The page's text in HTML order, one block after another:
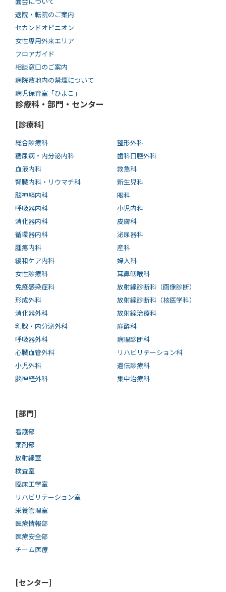
退院・転院のご案内
セカンドオピニオン
女性専用外来エリア
フロアガイド
相談窓口のご案内
病院敷地内の禁煙について
病児保育室「ひよこ」
診療科・部門・センター
[診療科]
総合診療科
糖尿病・内分泌内科
血液内科
腎臓内科・リウマチ科
脳神経内科
呼吸器内科
消化器内科
循環器内科
腫瘍内科
緩和ケア内科
女性診療科
免疫感染症科
形成外科
消化器外科
乳腺・内分泌外科
呼吸器外科
心臓血管外科
小児外科
脳神経外科
整形外科
歯科口腔外科
救急科
新生児科
眼科
小児内科
皮膚科
泌尿器科
産科
婦人科
耳鼻咽喉科
放射線診断科（画像診断）
放射線診断科（核医学科）
放射線治療科
麻酔科
病理診断科
リハビリテーション科
遺伝診療科
集中治療科
[部門]
看護部
薬剤部
放射線室
検査室
臨床工学室
リハビリテーション室
栄養管理室
医療情報部
医療安全部
チーム医療
[センター]